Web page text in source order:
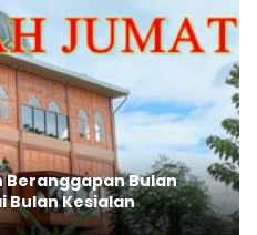
Bulan
Bulan Kesialan